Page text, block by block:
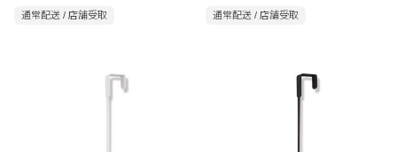
通常配送 / 店舗受取 通常配送 / 店舗受取